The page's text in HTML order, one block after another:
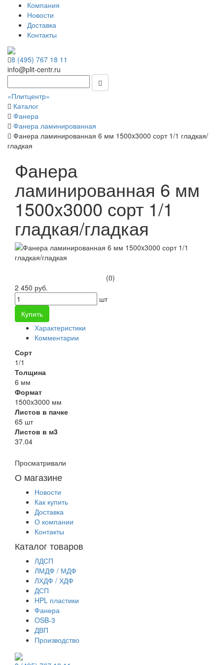
Компания
Новости
Доставка
Контакты
8 (495) 767 18 11
info@plit-centr.ru
«Плитцентр»
Каталог
Фанера
Фанера ламинированная
Фанера ламинированная 6 мм 1500x3000 сорт 1/1 гладкая/
гладкая
Фанера
ламинированная 6 мм
1500x3000 сорт 1/1
гладкая/гладкая
(0)
2 450 руб.
шт
Купить
Характеристики
Комментарии
Сорт
1/1
Толщина
6 мм
Формат
1500x3000 мм
Листов в пачке
65 шт
Листов в м3
37.04
Просматривали
О магазине
Новости
Как купить
Доставка
О компании
Контакты
Каталог товаров
ЛДСП
ЛМДФ / МДФ
ЛХДФ / ХДФ
ДСП
HPL пластики
Фанера
OSB-3
ДВП
Производство